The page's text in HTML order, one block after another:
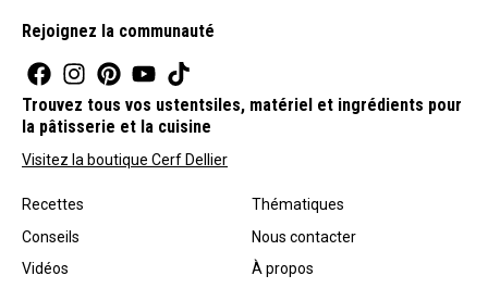
Rejoignez la communauté
Trouvez tous vos ustentsiles, matériel et ingrédients pour
la pâtisserie et la cuisine
Visitez la boutique Cerf Dellier
Recettes
Conseils
Vidéos
Thématiques
Nous contacter
À propos